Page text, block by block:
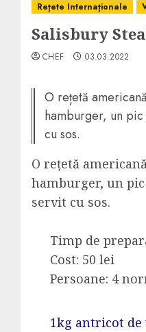
Rețete Internaționale
Salisbury
CHEF 03.03.2022
O rețetă
hamburger, un
cu sos.
O rețetă
hamburger, un
servit cu sos.
Timp de
Cost: 50 lei
Persoane: 4
1kg antricot